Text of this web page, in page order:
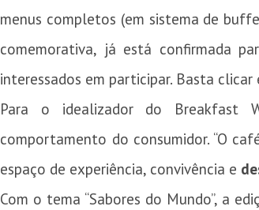
menus completos (em sistema de
comemorativa, já está confirmada
interessados em participar. Basta
Para o idealizador do Breakfast
comportamento do consumidor. “O
espaço de experiência, convivência e
Com o tema “Sabores do Mundo”, a